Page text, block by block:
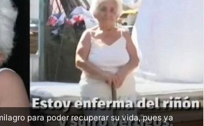
para poder recuperar su vida, pues ya